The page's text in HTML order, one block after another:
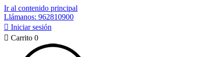
Ir al contenido principal
Llámanos: 962810900
 Iniciar sesión
 Carrito 0